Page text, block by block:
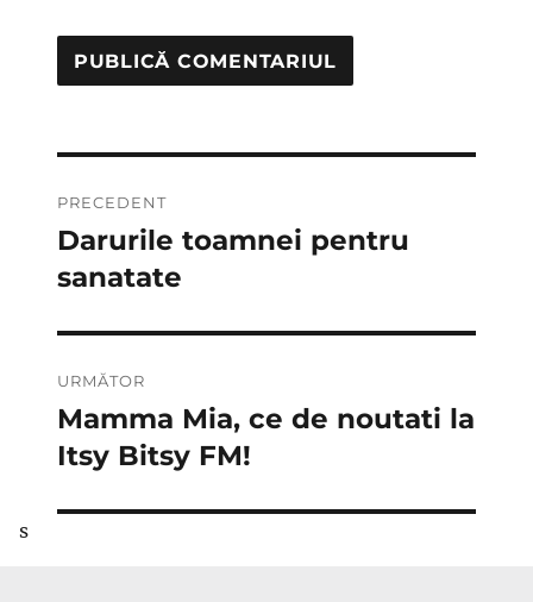
în
articole
PRECEDENT
Articolul
anterior:
Darurile toamnei pentru
sanatate
URMĂTOR
Articolul
următor:
Mamma Mia, ce de noutati la
Itsy Bitsy FM!
s